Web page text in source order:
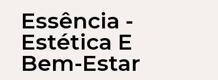
Essência -
Estética E
Bem-Estar